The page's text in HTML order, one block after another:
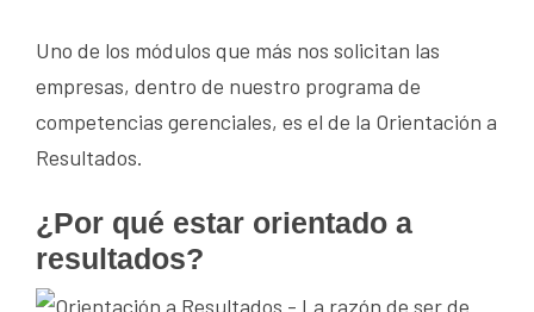
Uno de los módulos que más nos solicitan las
empresas, dentro de nuestro programa de
competencias gerenciales, es el de la Orientación a
Resultados.
¿Por qué estar orientado a
resultados?